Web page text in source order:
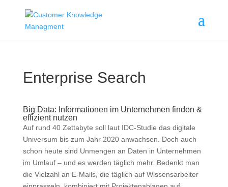
Enterprise Search
Big Data: Informationen im Unternehmen finden &
effizient nutzen
Auf rund 40 Zettabyte soll laut IDC-Studie das digitale
Universum bis zum Jahr 2020 anwachsen. Doch auch
schon heute sind Unmengen an Daten in Unternehmen
im Umlauf – und es werden täglich mehr. Bedenkt man
die Vielzahl an E-Mails, die täglich auf Wissensarbeiter